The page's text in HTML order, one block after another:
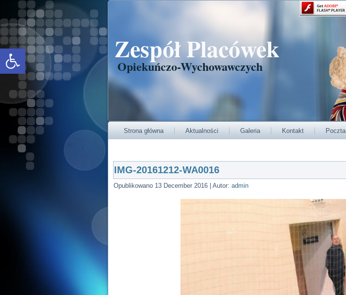
Open toolbar Zespół Placówek
Opiekuńczo-Wychowawczych
Strona główna Aktualności Galeria Kontakt Poczta
IMG-20161212-WA0016
Opublikowano 13 December 2016 Autor: admin